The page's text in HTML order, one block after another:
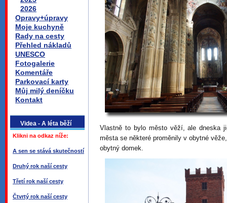
2026
Opravy+úpravy
Moje kuchyně
Rady na cesty
Přehled nákladů
UNESCO
Fotogalerie
Komentáře
Parkovací karty
Můj milý deníčku
Kontakt
Videa - A léta běží
Klikni na odkaz níže:
A sen se stává skutečností
Druhý rok naší cesty
Třetí rok naší cesty
Čtvrtý rok naší cesty
Vlastně to bylo město věží, ale dneska
města se některé proměnily v obytné
obytný domek.